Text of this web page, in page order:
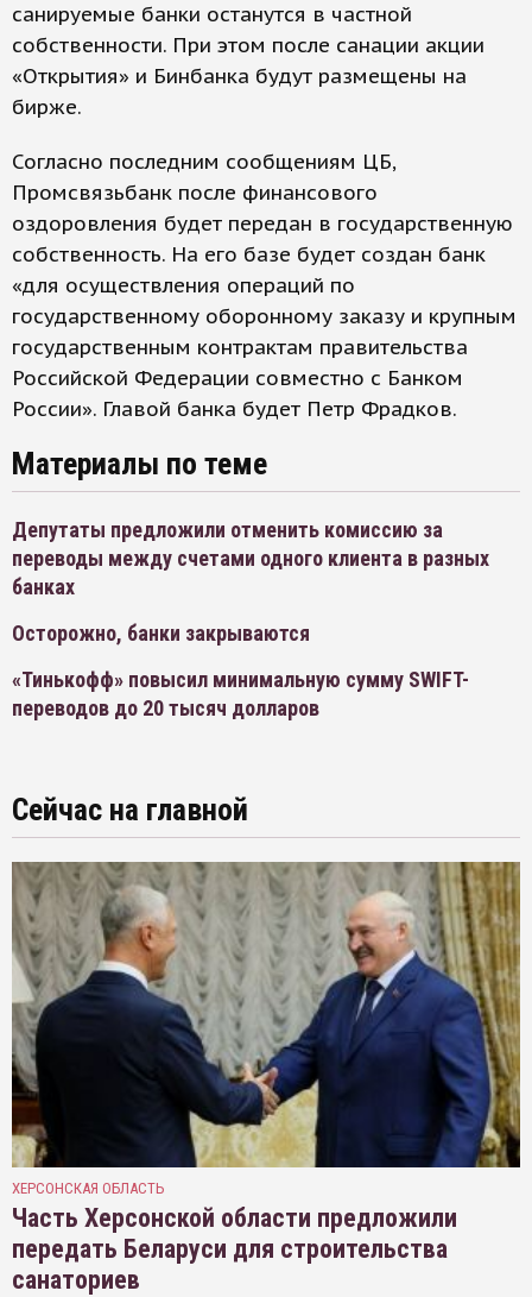
санируемые банки останутся в частной
собственности. При этом после санации акции
«Открытия» и Бинбанка будут размещены на
бирже.
Согласно последним сообщениям ЦБ,
Промсвязьбанк после финансового
оздоровления будет передан в государственную
собственность. На его базе будет создан банк
«для осуществления операций по
государственному оборонному заказу и крупным
государственным контрактам правительства
Российской Федерации совместно с Банком
России». Главой банка будет Петр Фрадков.
Материалы по теме
Депутаты предложили отменить комиссию за
переводы между счетами одного клиента в разных
банках
Осторожно, банки закрываются
«Тинькофф» повысил минимальную сумму SWIFT-
переводов до 20 тысяч долларов
Сейчас на главной
ХЕРСОНСКАЯ ОБЛАСТЬ
Часть Херсонской области предложили
передать Беларуси для строительства
санаториев